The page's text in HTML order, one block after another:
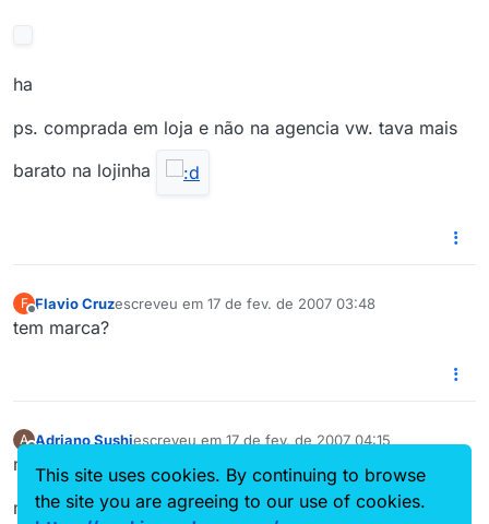
ha
ps. comprada em loja e não na agencia vw. tava mais
barato na lojinha
F Flavio Cruzescreveu em 17 de fev. de 2007 03:48
última edição por
tem marca?
A Adriano Sushiescreveu em 17 de fev. de 2007 04:15
última edição por
me foi vendida como vw mesmo.
mas quem eh o fabricante não sei…
This site uses cookies. By continuing to browse
the site you are agreeing to our use of cookies.